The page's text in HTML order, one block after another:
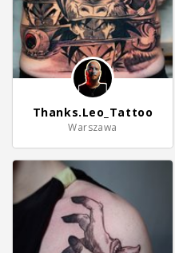
Thanks.Leo_Tattoo
Warszawa